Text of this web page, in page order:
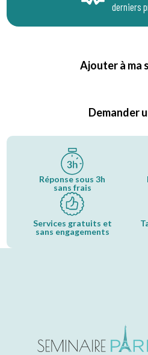
derniers
Ajouter à ma
Demander
Réponse sous 3h
sans frais
Services gratuits et
sans engagements